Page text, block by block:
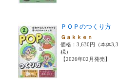
ＰＯＰのつくり方
Ｇａｋｋｅｎ
価格：3,630円（本体
税）
【2026年02月発売】